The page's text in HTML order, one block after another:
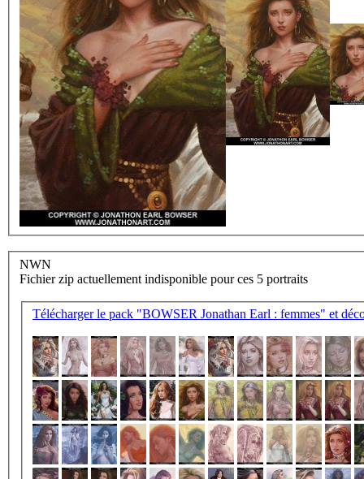
NWN
Fichier zip actuellement indisponible pour ces 5 portraits
Télécharger le pack "BOWSER Jonathan Earl : femmes" et